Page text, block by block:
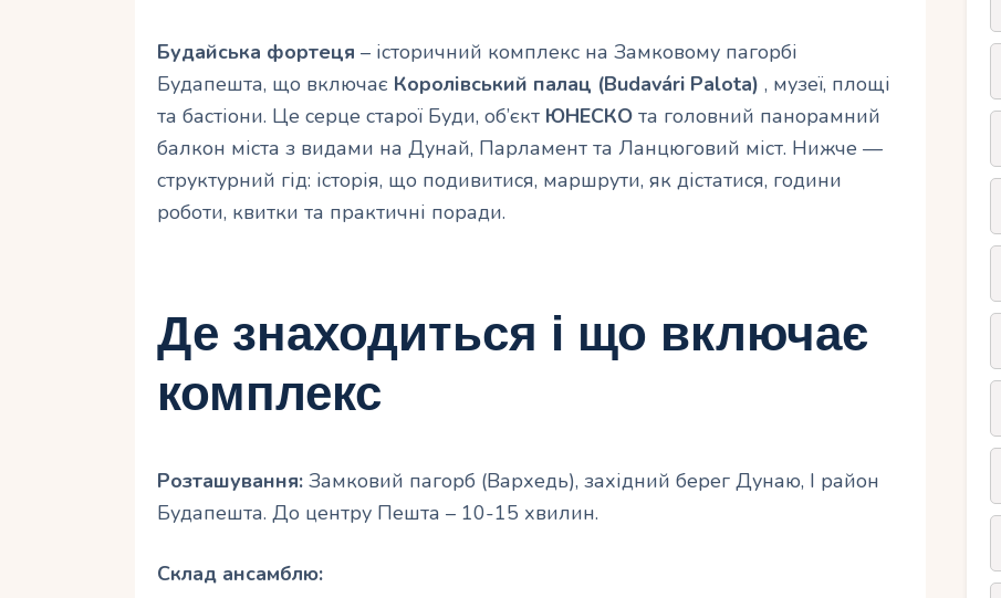
Будайська фортеця – історичний комплекс на Замковому пагорбі
Будапешта, що включає Королівський палац (Budavári Palota) , музеї, площі
та бастіони. Це серце старої Буди, об’єкт ЮНЕСКО та головний панорамний
балкон міста з видами на Дунай, Парламент та Ланцюговий міст. Нижче —
структурний гід: історія, що подивитися, маршрути, як дістатися, години
роботи, квитки та практичні поради.
Де знаходиться і що включає
комплекс
Розташування: Замковий пагорб (Вархедь), західний берег Дунаю, I район
Будапешта. До центру Пешта – 10-15 хвилин.
Склад ансамблю: